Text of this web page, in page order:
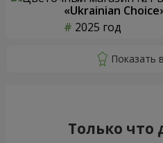
«Ukrainian
2025 год
Только что